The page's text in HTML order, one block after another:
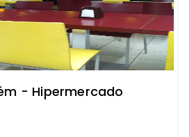
- Hipermercado